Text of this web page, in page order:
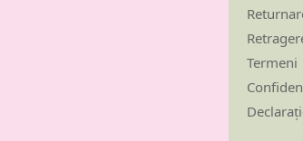
Termeni